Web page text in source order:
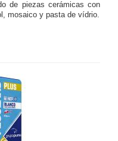
de piezas cerámicas con
mosaico y pasta de vídrio.